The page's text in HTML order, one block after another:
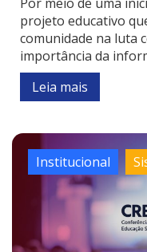
projeto educativo
comunidade na luta
importância da
Leia mais
Institucional